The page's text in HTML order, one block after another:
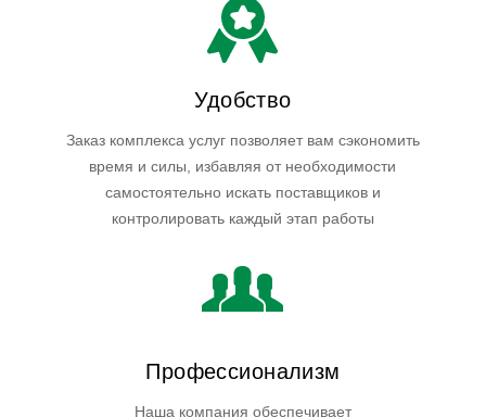
Удобство
Заказ комплекса услуг позволяет вам сэкономить
время и силы, избавляя от необходимости
самостоятельно искать поставщиков и
контролировать каждый этап работы
Профессионализм
Наша компания обеспечивает